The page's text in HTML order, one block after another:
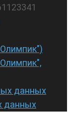
данных
данных